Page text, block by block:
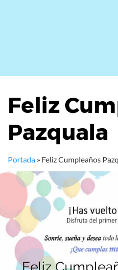
Feliz
Pazquala
Portada » Feliz Cumpleaños